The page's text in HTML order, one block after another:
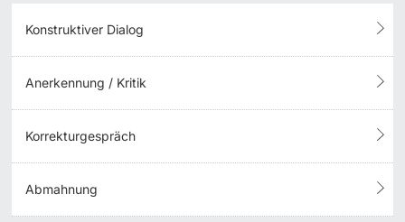
Konstruktiver Dialog
Anerkennung / Kritik
Korrekturgespräch
Abmahnung